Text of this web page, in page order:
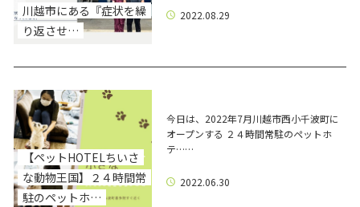
川越市にある『症状を繰
り返させ…
2022.08.29
【ペットHOTELちいさ
な動物王国】２４時間常
駐のペットホ…
今日は、2022年7月川越市西小千波町に
オープンする ２４時間常駐のペットホ
テ……
2022.06.30